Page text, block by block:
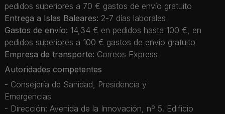
pedidos superiores a 70 € gastos de envío gratuito
Entrega a Islas Baleares: 2-7 días laborales
Gastos de envío: 14,34 € en pedidos hasta 100 €, en
pedidos superiores a 100 € gastos de envío gratuito
Empresa de transporte: Correos Express
Autoridades competentes
- Consejería de Sanidad, Presidencia y
Emergencias
- Dirección: Avenida de la Innovación, nº 5. Edificio